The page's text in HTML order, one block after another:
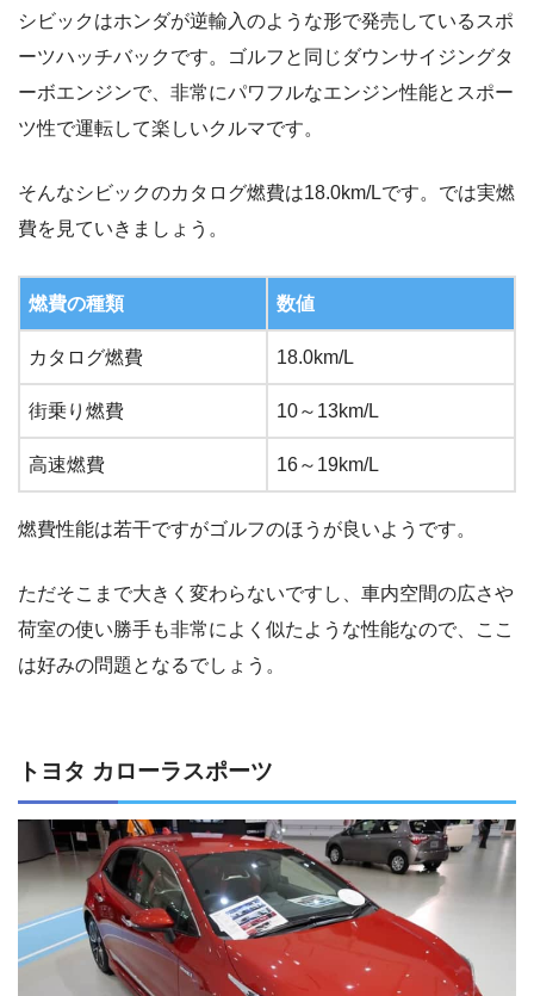
シビックはホンダが逆輸入のような形で発売しているスポ
ーツハッチバックです。ゴルフと同じダウンサイジングタ
ーボエンジンで、非常にパワフルなエンジン性能とスポー
ツ性で運転して楽しいクルマです。
そんなシビックのカタログ燃費は18.0km/Lです。では実燃
費を見ていきましょう。
燃費の種類 数値
カタログ燃費 18.0km/L
街乗り燃費 10～13km/L
高速燃費 16～19km/L
燃費性能は若干ですがゴルフのほうが良いようです。
ただそこまで大きく変わらないですし、車内空間の広さや
荷室の使い勝手も非常によく似たような性能なので、ここ
は好みの問題となるでしょう。
トヨタ カローラスポーツ